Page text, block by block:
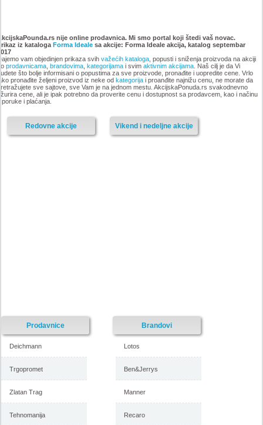
namestaja, akcija 6. novembar
do 9. decembar 2018
-istekla akcija-
oktobar 2018
-istekla akcija-
nije online prodavnica. Mi smo portal koji štedi vaš novac.
iz kataloga Forma Idealesa akcije: Forma Ideale akcija, katalog septembar
vam objedinjen prikaza svih važećih kataloga, popusti i sniženja proizvoda na akciji
prodavnicama, brandovima, kategorijamai svim aktivnim akcijama. Naš cilj je da Vi
što bolje informisani o popustima za sve proizvode, pronađite i uopredite cene. Vrlo
pronađite željeni proizvod iz neke od kategorijai proanđite najnižu cenu, ne morate da
sve sajtove, sve Vam je na jednom mestu. AkcijskaPonuda.rs svakodnevno
cene, ali je ipak potrebno da proverite cenu i dostupnost sa prodavcem, kao i načinu
i plaćanja.
Vikend i nedeljne akcije
Redovne akcije
Prodavnice
Deichmann
Trgopromet
Zlatan Trag
Tehnomanija
Brandovi
Lotos
Ben&Jerrys
Manner
Recaro